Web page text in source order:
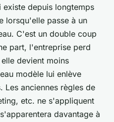
depuis longtemps
lorsqu'elle passe à un
C'est un double coup
part, l'entreprise perd
devient moins
modèle lui enlève
Les anciennes règles de
etc. ne s'appliquent
davantage à